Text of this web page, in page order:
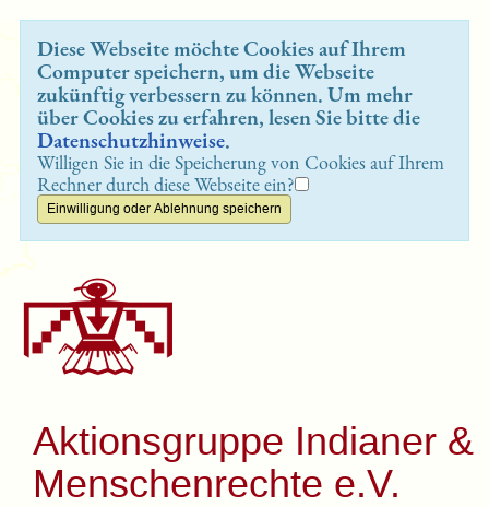
Diese Webseite möchte Cookies auf Ihrem
Computer speichern, um die Webseite
zukünftig verbessern zu können. Um mehr
über Cookies zu erfahren, lesen Sie bitte die
Datenschutzhinweise.
Willigen Sie in die Speicherung von Cookies auf Ihrem
Rechner durch diese Webseite ein?
Aktionsgruppe Indianer &
Menschenrechte e.V.